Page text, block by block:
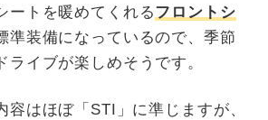
ートを暖めてくれるフロントシ
準装備になっているので、季節
ライブが楽しめそうです。
容はほぼ「STI」に準じますが、